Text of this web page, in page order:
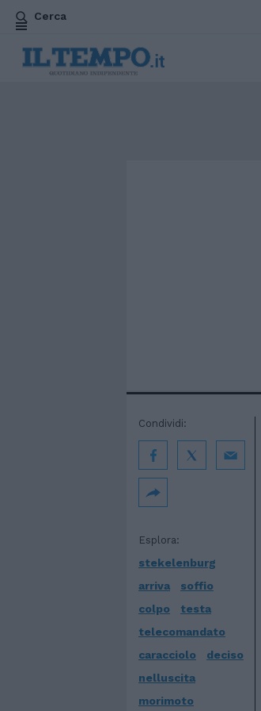
Cerca
Esplora:
stekelenburg
arriva
soffio
colpo
testa
telecomandato
caracciolo
deciso
nelluscita
morimoto
Condividi: